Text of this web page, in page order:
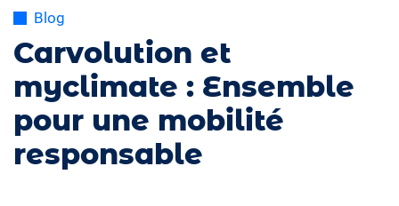
Blog
Carvolution et
myclimate : Ensemble
pour une mobilité
responsable